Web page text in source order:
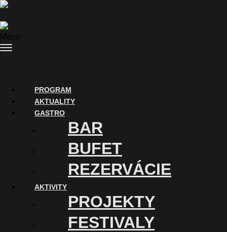
Preskočiť na obsah
Menu
PROGRAM
AKTUALITY
GASTRO
BAR
BUFET
REZERVÁCIE
AKTIVITY
PROJEKTY
FESTIVALY